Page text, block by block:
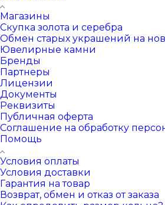
Магазины
Скупка золота и серебра
Обмен старых украшений на
Ювелирные камни
Бренды
Партнеры
Лицензии
Документы
Реквизиты
Публичная оферта
Соглашение на обработку
Помощь
Условия оплаты
Условия доставки
Гарантия на товар
Возврат, обмен и отказ от заказа